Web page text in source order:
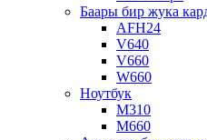
Баары бир жука
AFH24
V640
V660
W660
Ноутбук
M310
M660